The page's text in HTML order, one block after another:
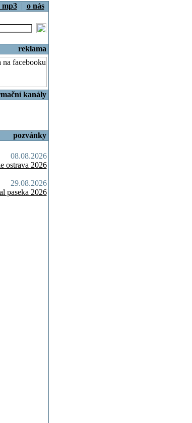
mp3| o nás
reklama
kanály
pozvánky
08.08.2026
ostrava 2026
29.08.2026
paseka 2026